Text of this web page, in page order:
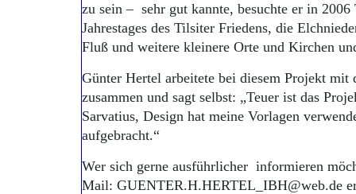
zu sein – sehr gut kannte, besuchte er in
Jahrestages des Tilsiter Friedens, die
Fluß und weitere kleinere Orte und Kirchen
Günter Hertel arbeitete bei diesem Projekt mit
zusammen und sagt selbst: „Teuer ist das
Sarvatius, Design hat meine Vorlagen
aufgebracht.“
Wer sich gerne ausführlicher informieren
Mail: GUENTER.H.HERTEL_IBH@web.de